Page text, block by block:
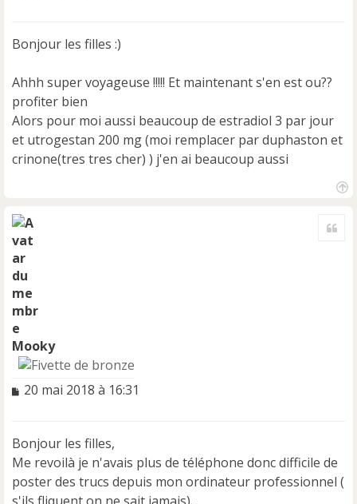
a
e
n
o
n
l
u
Bonjour les filles :)
Ahhh super voyageuse !!!!! Et maintenant s'en est ou??
profiter bien
Alors pour moi aussi beaucoup de estradiol 3 par jour
et utrogestan 200 mg (moi remplacer par duphaston et
crinone(tres tres cher) ) j'en ai beaucoup aussi
Mooky
M
a
g
e
n
20 mai 2018 à 16:31
Bonjour les filles,
Me revoilà je n'avais plus de téléphone donc difficile de
poster des trucs depuis mon ordinateur professionnel (